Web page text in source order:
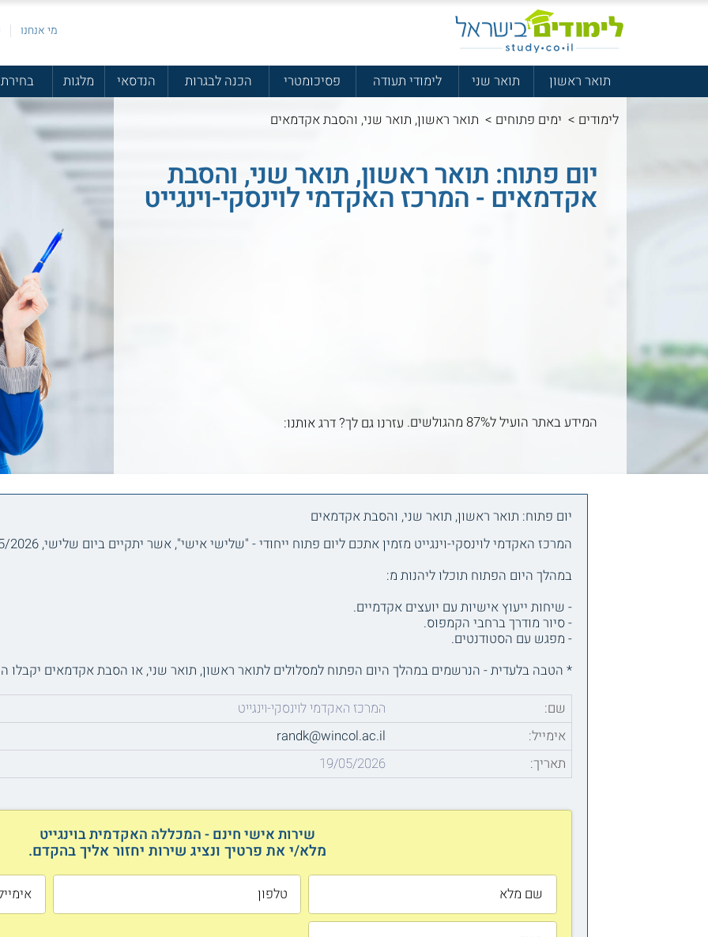
מי אנחנו
תואר ראשון תואר שני לימודי תעודה פסיכומטרי הכנה לבגרות הנדסאי מלגות
לימודים > ימים פתוחים > תואר ראשון, תואר שני, והסבת אקדמאים
יום פתוח: תואר ראשון, תואר שני, והסבת
אקדמאים - המרכז האקדמי לוינסקי-וינגייט
המידע באתר הועיל ל87% מהגולשים. עזרנו גם לך? דרג אותנו:
יום פתוח: תואר ראשון, תואר שני, והסבת אקדמאים
המרכז האקדמי לוינסקי-וינגייט מזמין אתכם ליום פתוח ייחודי - "שלישי אישי", אשר יתקיים ביום שלישי, 19/5/2026, החל מהשעה 11:00, בקמפוס וינגייט.
במהלך היום הפתוח תוכלו ליהנות מ:
- שיחות ייעוץ אישיות עם יועצים אקדמיים.
- סיור מודרך ברחבי הקמפוס.
- מפגש עם הסטודנטים.
* הטבה בלעדית - הנרשמים במהלך היום הפתוח למסלולים לתואר ראשון, תואר שני, או הסבת אקדמאים יקבלו הטבה בשווי
שם:
המרכז האקדמי לוינסקי-וינגייט
אימייל:
randk@wincol.ac.il
תאריך:
19/05/2026
שירות אישי חינם - המכללה האקדמית בוינגייט
מלא/י את פרטיך ונציג שירות יחזור אליך בהקדם.